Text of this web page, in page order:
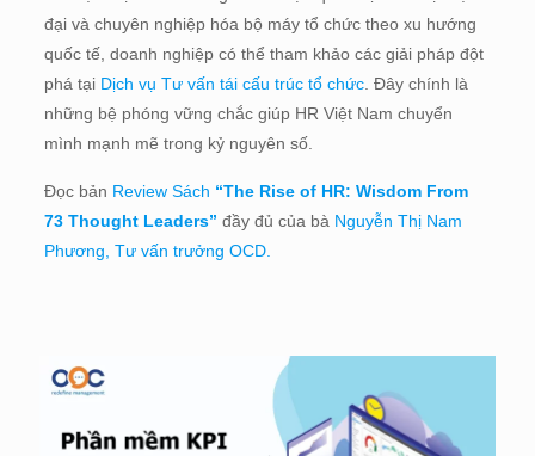
đại và chuyên nghiệp hóa bộ máy tổ chức theo xu hướng
quốc tế, doanh nghiệp có thể tham khảo các giải pháp đột
phá tại Dịch vụ Tư vấn tái cấu trúc tổ chức. Đây chính là
những bệ phóng vững chắc giúp HR Việt Nam chuyển
mình mạnh mẽ trong kỷ nguyên số.
Đọc bản Review Sách “The Rise of HR: Wisdom From
73 Thought Leaders” đầy đủ của bà Nguyễn Thị Nam
Phương, Tư vấn trưởng OCD.